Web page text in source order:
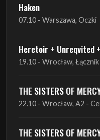
Haken
07.10 - Warszawa, Oczki
Heretoir + Unreqvited
19.10 - Wrocław, Łącznik
THE SISTERS OF
22.10 - Wrocław, A2 -
THE SISTERS OF